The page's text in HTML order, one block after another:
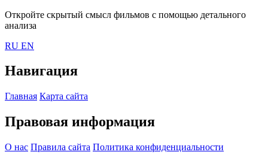
Откройте скрытый смысл фильмов с помощью детального
анализа
RU EN
Навигация
Главная Карта сайта
Правовая информация
О нас Правила сайта Политика конфиденциальности